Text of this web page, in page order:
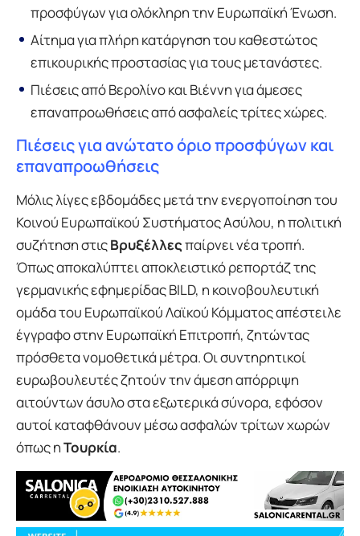
προσφύγων για ολόκληρη την Ευρωπαϊκή Ένωση.
Αίτημα για πλήρη κατάργηση του καθεστώτος
επικουρικής προστασίας για τους μετανάστες.
Πιέσεις από Βερολίνο και Βιέννη για άμεσες
επαναπροωθήσεις από ασφαλείς τρίτες χώρες.
Πιέσεις για ανώτατο όριο προσφύγων και
επαναπροωθήσεις
Μόλις λίγες εβδομάδες μετά την ενεργοποίηση του
Κοινού Ευρωπαϊκού Συστήματος Ασύλου, η πολιτική
συζήτηση στιςΒρυξέλλεςπαίρνει νέα τροπή.
Όπως αποκαλύπτει αποκλειστικό ρεπορτάζ της
γερμανικής εφημερίδας BILD, η κοινοβουλευτική
ομάδα του Ευρωπαϊκού Λαϊκού Κόμματος απέστειλε
έγγραφο στην Ευρωπαϊκή Επιτροπή, ζητώντας
πρόσθετα νομοθετικά μέτρα. Οι συντηρητικοί
ευρωβουλευτές ζητούν την άμεση απόρριψη
αιτούντων άσυλο στα εξωτερικά σύνορα, εφόσον
αυτοί καταφθάνουν μέσω ασφαλών τρίτων χωρών
όπως ηΤουρκία.